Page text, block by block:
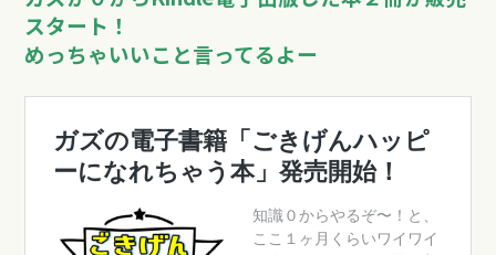
スタート！
めっちゃいいこと言ってるよー